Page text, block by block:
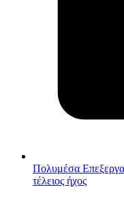
Πολυμέσα
τέλειος ήχος